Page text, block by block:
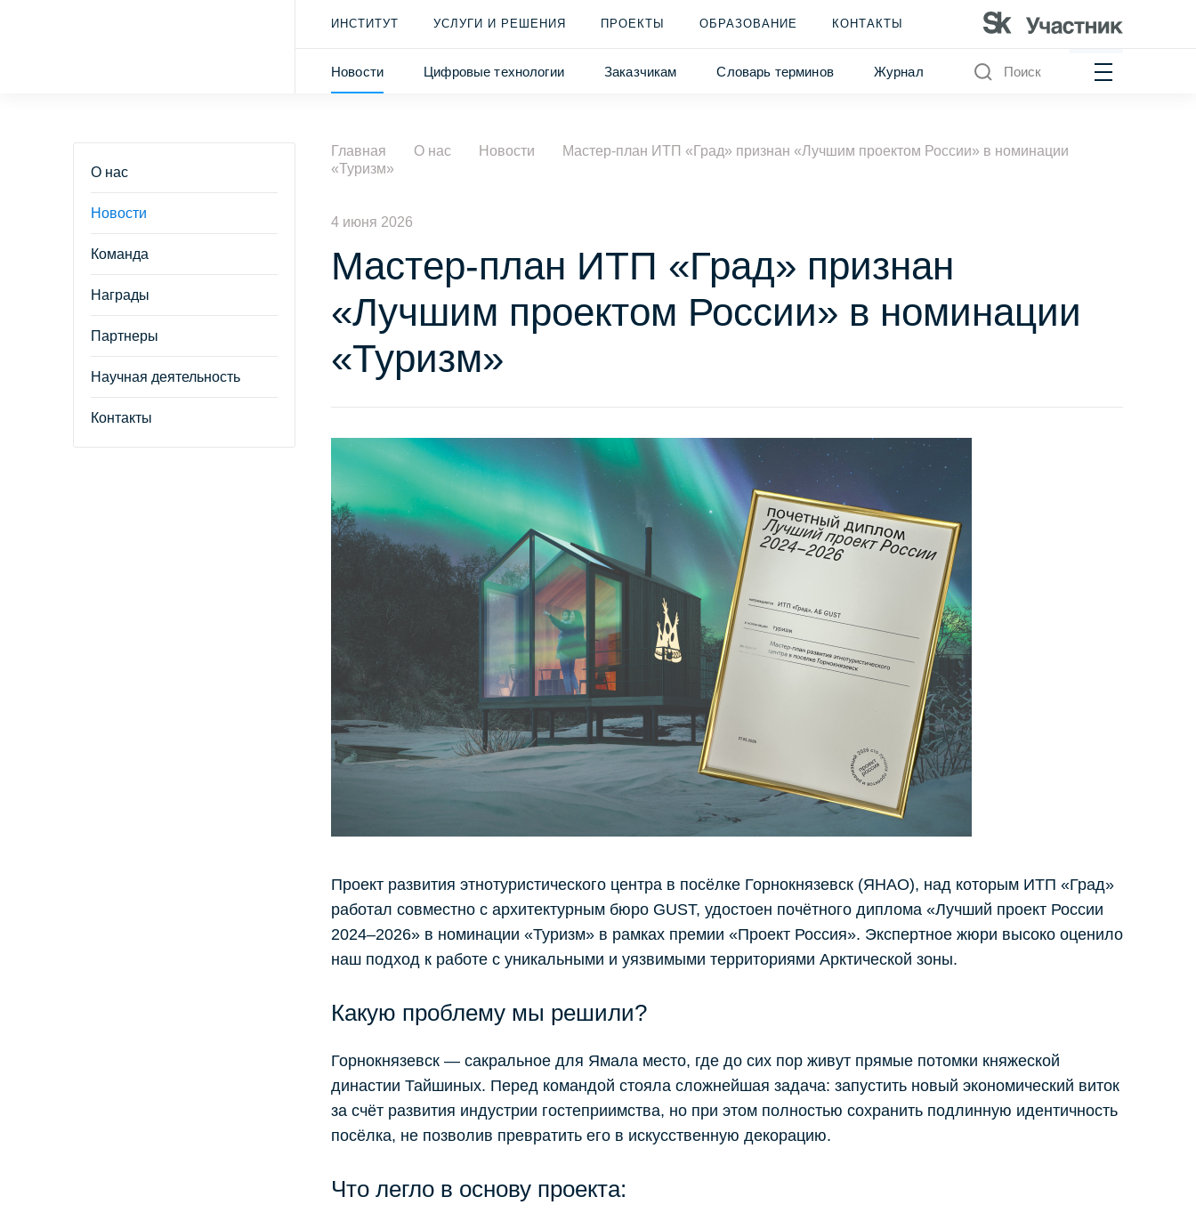
ИНСТИТУТ УСЛУГИ И РЕШЕНИЯ ПРОЕКТЫ ОБРАЗОВАНИЕ КОНТАКТЫ
Новости Цифровые технологии Заказчикам Словарь терминов Журнал Поиск
О нас
Новости
Команда
Награды
Партнеры
Научная деятельность
Контакты
Главная О нас Новости
Мастер-план ИТП «Град» признан «Лучшим проектом России» в номинации
«Туризм»
4 июня 2026
Мастер-план ИТП «Град» признан
«Лучшим проектом России» в номинации
«Туризм»
Проект развития этнотуристического центра в посёлке Горнокнязевск (ЯНАО), над которым ИТП «Град»
работал совместно с архитектурным бюро GUST, удостоен почётного диплома «Лучший проект России
2024–2026» в номинации «Туризм» в рамках премии «Проект Россия». Экспертное жюри высоко оценило
наш подход к работе с уникальными и уязвимыми территориями Арктической зоны.
Какую проблему мы решили?
Горнокнязевск — сакральное для Ямала место, где до сих пор живут прямые потомки княжеской
династии Тайшиных. Перед командой стояла сложнейшая задача: запустить новый экономический виток
за счёт развития индустрии гостеприимства, но при этом полностью сохранить подлинную идентичность
посёлка, не позволив превратить его в искусственную декорацию.
Что легло в основу проекта: